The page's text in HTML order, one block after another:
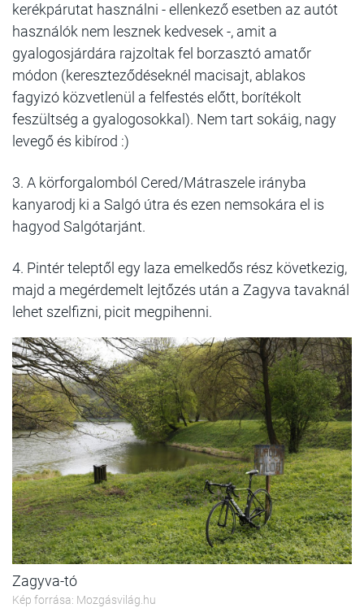
kerékpárutat használni - ellenkező esetben az autót
használók nem lesznek kedvesek -, amit a
gyalogosjárdára rajzoltak fel borzasztó amatőr
módon (kereszteződéseknél macisajt, ablakos
fagyizó közvetlenül a felfestés előtt, borítékolt
feszültség a gyalogosokkal). Nem tart sokáig, nagy
levegő és kibírod :)
3. A körforgalomból Cered/Mátraszele irányba
kanyarodj ki a Salgó útra és ezen nemsokára el is
hagyod Salgótarjánt.
4. Pintér teleptől egy laza emelkedős rész következig,
majd a megérdemelt lejtőzés után a Zagyva tavaknál
lehet szelfizni, picit megpihenni.
Zagyva-tó
Kép forrása: Mozgásvilág.hu